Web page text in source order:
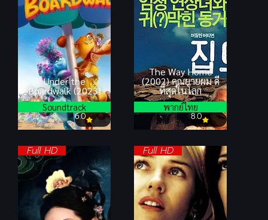
Under the
Boardwalk (2023)
6.0
Soundtrack
The Way Home
(2002) คุณยายผม ดี
ที่สุดในโลก
8.0
พากย์ไทย
Full HD Full HD